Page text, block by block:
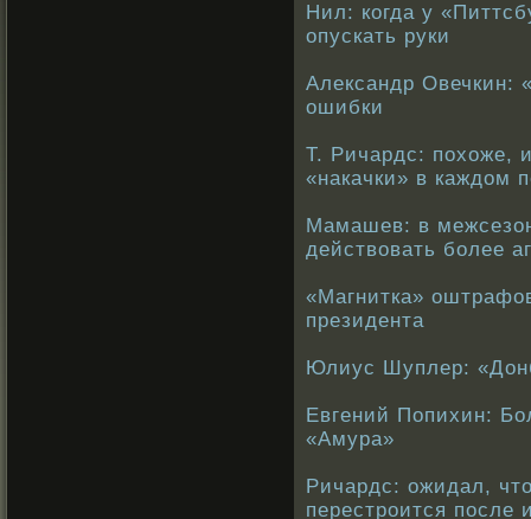
Нил: когда у
опускать руки
Александр Овечкин:
ошибки
Т. Ричардс: похоже,
«накачки» в каждом
Мамашев: в
действовать более
«Магнитка»
президента
Юлиус Шуплер:
Евгений Попихин:
«Амура»
Ричардс: ожидал,
перестроится после